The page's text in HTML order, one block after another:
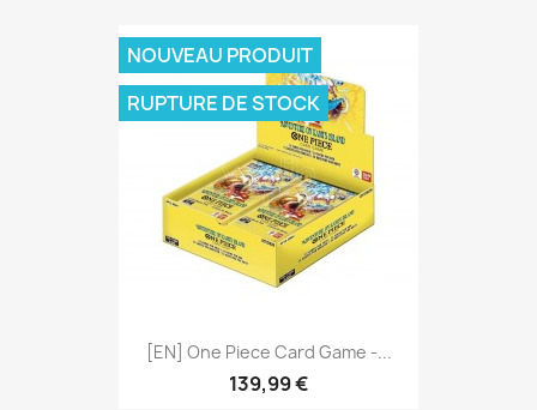
[EN] One Piece Card Game -...
139,99 €
NOUVEAU PRODUIT
RUPTURE DE STOCK